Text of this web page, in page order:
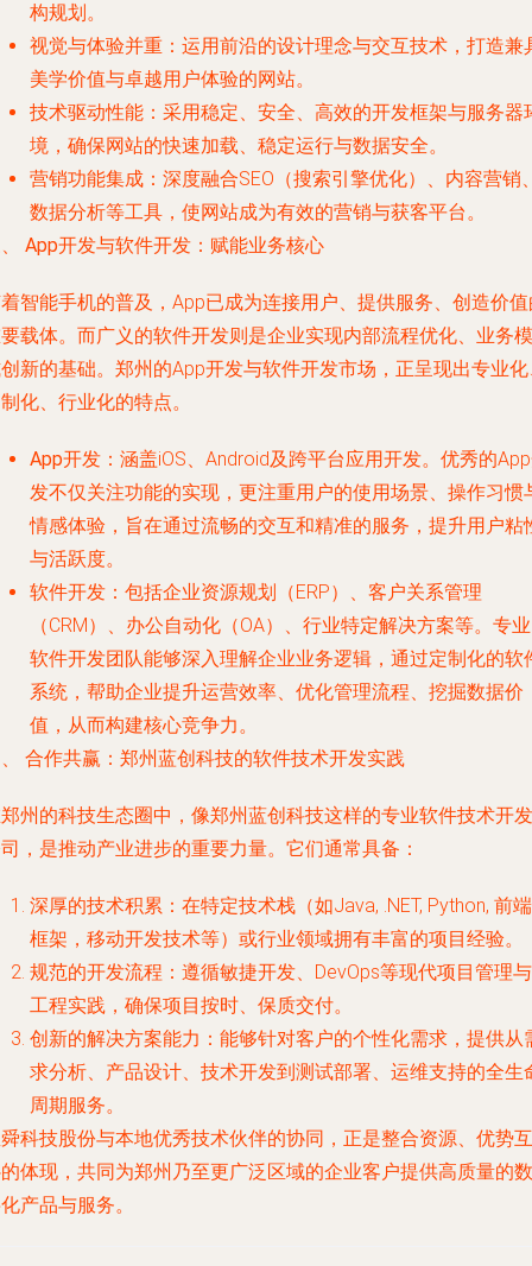
构规划。
视觉与体验并重 ：运用前沿的设计理念与交互技术，打造兼
美学价值与卓越用户体验的网站。
技术驱动性能 ：采用稳定、安全、高效的开发框架与服务器
境，确保网站的快速加载、稳定运行与数据安全。
营销功能集成 ：深度融合SEO（搜索引擎优化）、内容营销
数据分析等工具，使网站成为有效的营销与获客平台。
App开发与软件开发：赋能业务核心
智能手机的普及，App已成为连接用户、提供服务、创造价
载体。而广义的软件开发则是企业实现内部流程优化、业务模
新的基础。郑州的App开发与软件开发市场，正呈现出专业
化、行业化的特点。
App开发 ：涵盖iOS、Android及跨平台应用开发。优秀的
发不仅关注功能的实现，更注重用户的使用场景、操作习惯
情感体验，旨在通过流畅的交互和精准的服务，提升用户粘
与活跃度。
软件开发 ：包括企业资源规划（ERP）、客户关系管理
（CRM）、办公自动化（OA）、行业特定解决方案等。专
软件开发团队能够深入理解企业业务逻辑，通过定制化的软
系统，帮助企业提升运营效率、优化管理流程、挖掘数据价
值，从而构建核心竞争力。
合作共赢：郑州蓝创科技的软件技术开发实践
州的科技生态圈中，像郑州蓝创科技这样的专业软件技术开发
，是推动产业进步的重要力量。它们通常具备：
深厚的技术积累 ：在特定技术栈（如Java, .NET, Python, 前端
框架，移动开发技术等）或行业领域拥有丰富的项目经验。
规范的开发流程 ：遵循敏捷开发、DevOps等现代项目管理与
工程实践，确保项目按时、保质交付。
创新的解决方案能力 ：能够针对客户的个性化需求，提供从
求分析、产品设计、技术开发到测试部署、运维支持的全生
周期服务。
科技股份与本地优秀技术伙伴的协同，正是整合资源、优势互
体现，共同为郑州乃至更广泛区域的企业客户提供高质量的数
产品与服务。